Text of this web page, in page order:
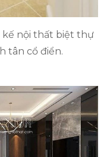
kế nội thất biệt thự
tân cổ điển.